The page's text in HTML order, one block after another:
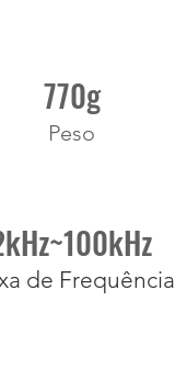
770g
Peso
de Frequência